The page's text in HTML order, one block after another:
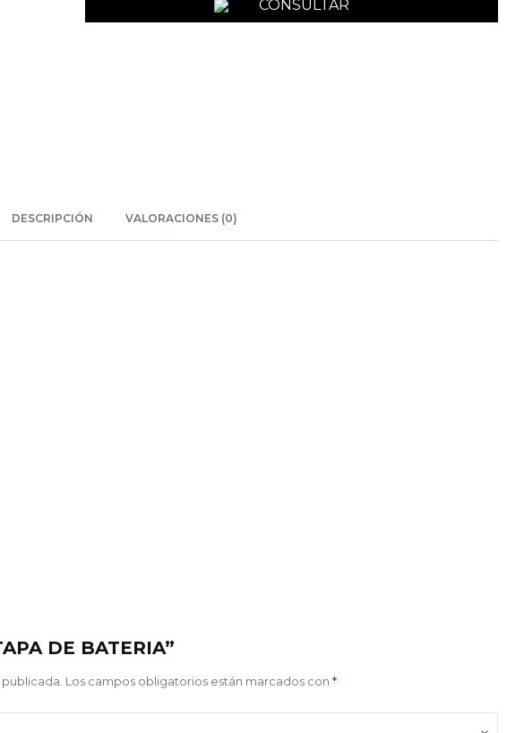
CONSULTAR
DESCRIPCIÓN VALORACIONES (0)
DE BATERIA”
Los campos obligatorios están marcados con*